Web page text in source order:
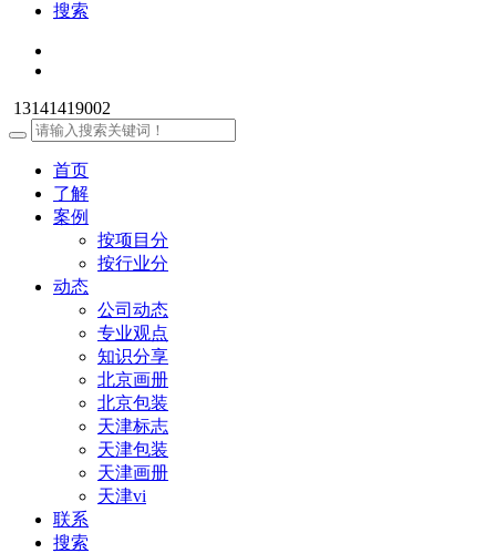
搜索
13141419002
首页
了解
案例
按项目分
按行业分
动态
公司动态
专业观点
知识分享
北京画册
北京包装
天津标志
天津包装
天津画册
天津vi
联系
搜索